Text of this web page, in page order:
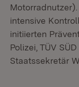
intensive
initiierten
Polizei, TÜV
Staatssekretär